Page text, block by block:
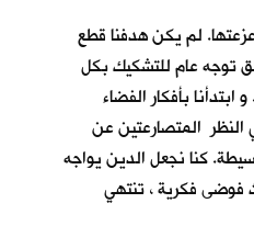
لم يكن هدفنا قطع
توجه عام للتشكيك بكل
بأفكار الفضاء
المتصارعتين عن
كنا نجعل الدين يواجه
فوضى فكرية ، تنتهي